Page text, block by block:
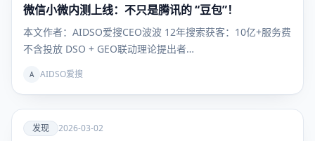
发现
微信小微内测上线：不只是腾讯的 “豆包”！
本文作者：AIDSO爱搜CEO波波 12年搜索获客：10亿+服务费
不含投放 DSO + GEO联动理论提出者…
A AIDSO爱搜
爱
发现 2026-03-02